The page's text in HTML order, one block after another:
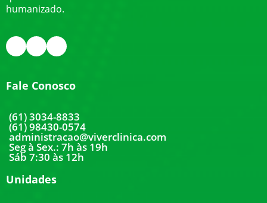
humanizado.
Fale Conosco
(61) 3034-8833
(61) 98430-0574
administracao@viverclinica.com
Seg à Sex.: 7h às 19h
Sáb 7:30 às 12h
Unidades